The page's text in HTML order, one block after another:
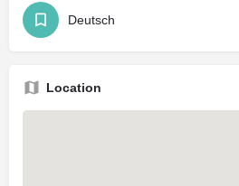
Deutsch
Location